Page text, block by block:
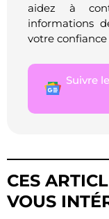
aidez à
informations
votre
Suivre
CES
VOUS